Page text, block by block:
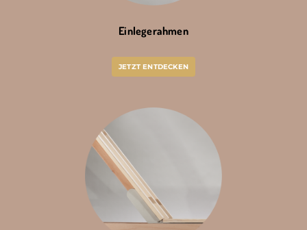
Einlegerahmen
JETZT ENTDECKEN